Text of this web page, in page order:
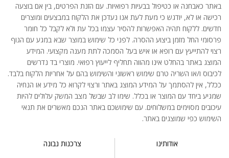
באתר כאבחנה או כטיפול בבעיות רפואיות. עם הזנת הפרטים, בין אם בוצעה
רכישה או לא, יודגש כי מעת לעת אנו נעדכן את הלקוח במבצעים ומוצרים
חדשים. ללקוח תהיה האפשרות להסיר עצמו בכל עת ולא לקבל כל חומר
פרסומי החל מזמן ביצוע ההסרה. לפני כל שימוש במוצר שבא במגע עם הגוף
רצוי להתייעץ עם רופא או איש בעל הסמכה לתת מענה מקצועי. המידע
המוצג באתר בהחלט אינו מהווה תחליף לייעוץ רפואי. מוצרי בד נדרשים
לכיבוס ו/או השריה טרם שימוש ראשוני והשימוש בהם על אחריות הלקוח בלבד.
ככלל, אין להסתמך על המידע המוצג באתר ורצוי לקרוא כל מידע או הנחיה
שמגיע ביחד עם המוצר או בכלל. שימו לב שבשל מצב המשק עלולים להיות
עיכובים מסוימים במשלוחים. עם שימושכם באתר הנכם מאשרים את תנאי
השימוש כפי שמוצגים באתר.
אודותינו צרכנות נבונה